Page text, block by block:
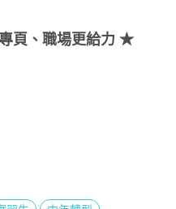
頁、職場更給力 ★